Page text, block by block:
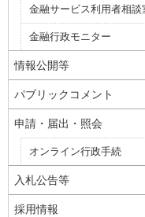
金融サービス利用者相談
金融行政モニター
情報公開等
パブリックコメント
申請・届出・照会
オンライン行政手続
入札公告等
採用情報